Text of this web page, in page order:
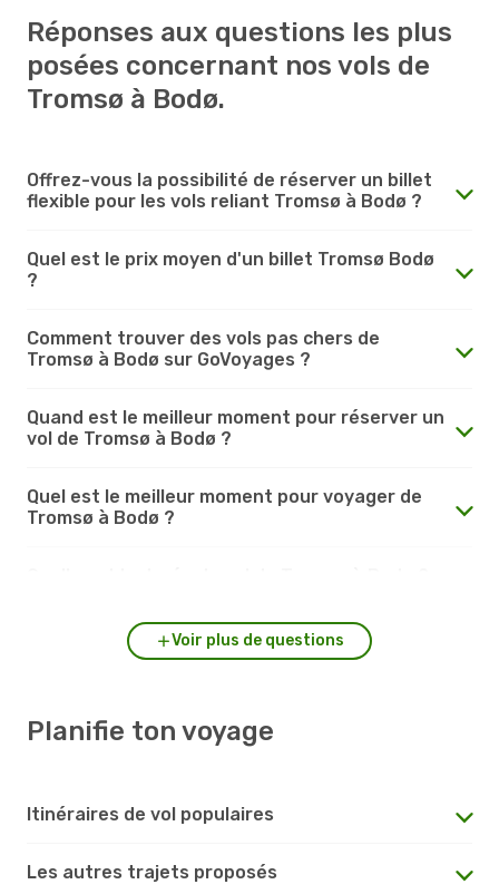
Réponses aux questions les plus
posées concernant nos vols de
Tromsø à Bodø.
Offrez-vous la possibilité de réserver un billet
flexible pour les vols reliant Tromsø à Bodø ?
Quel est le prix moyen d'un billet Tromsø Bodø
?
Comment trouver des vols pas chers de
Tromsø à Bodø sur GoVoyages ?
Quand est le meilleur moment pour réserver un
vol de Tromsø à Bodø ?
Quel est le meilleur moment pour voyager de
Tromsø à Bodø ?
Voir plus de questions
Planifie ton voyage
Itinéraires de vol populaires
Les autres trajets proposés